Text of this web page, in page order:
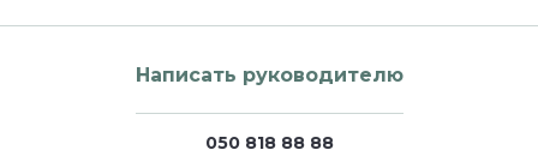
Написать руководителю
050 818 88 88